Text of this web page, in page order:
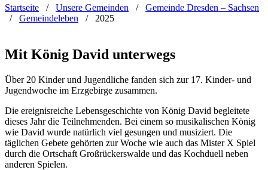
Startseite / Unsere Gemeinden / Gemeinde Dresden – Sachsen
/ Gemeindeleben / 2025
Mit König David unterwegs
Über 20 Kinder und Jugendliche fanden sich zur 17. Kinder- und
Jugendwoche im Erzgebirge zusammen.
Die ereignisreiche Lebensgeschichte von König David begleitete
dieses Jahr die Teilnehmenden. Bei einem so musikalischen König
wie David wurde natürlich viel gesungen und musiziert. Die
täglichen Gebete gehörten zur Woche wie auch das Mister X Spiel
durch die Ortschaft Großrückerswalde und das Kochduell neben
anderen Spielen.